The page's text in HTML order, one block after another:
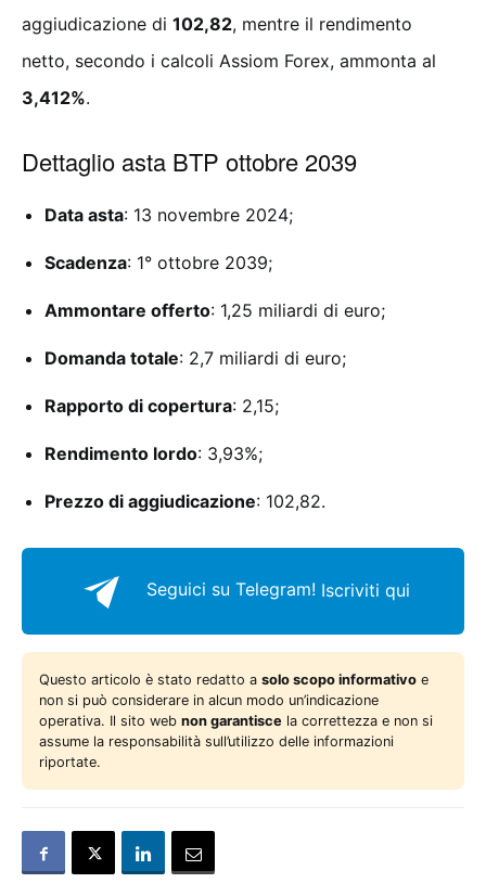
aggiudicazione di 102,82, mentre il rendimento
netto, secondo i calcoli Assiom Forex, ammonta al
3,412%.
Dettaglio asta BTP ottobre 2039
Data asta: 13 novembre 2024;
Scadenza: 1° ottobre 2039;
Ammontare offerto: 1,25 miliardi di euro;
Domanda totale: 2,7 miliardi di euro;
Rapporto di copertura: 2,15;
Rendimento lordo: 3,93%;
Prezzo di aggiudicazione: 102,82.
Seguici su Telegram! Iscriviti qui
Questo articolo è stato redatto a solo scopo informativo e
non si può considerare in alcun modo un’indicazione
operativa. Il sito web non garantisce la correttezza e non si
assume la responsabilità sull’utilizzo delle informazioni
riportate.